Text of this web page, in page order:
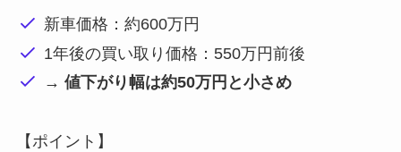
新車価格：約600万円
1年後の買い取り価格：550万円前後
→ 値下がり幅は約50万円と小さめ
【ポイント】